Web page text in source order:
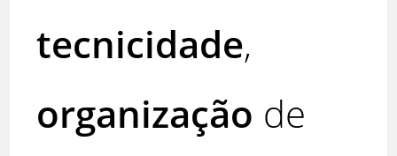
tecnicidade,
organização de